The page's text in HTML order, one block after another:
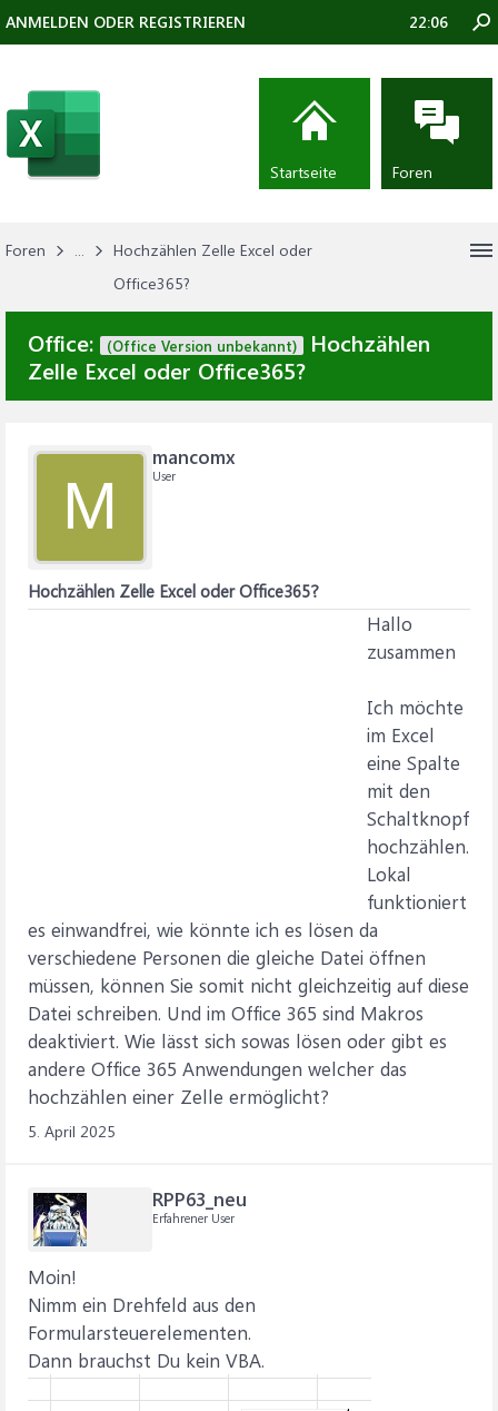
Foren ...
Hochzählen Zelle Excel oder
Office365?
Office: (Office Version unbekannt)
Hochzählen
Zelle Excel oder Office365?
M
mancomx
User
Hochzählen Zelle Excel oder Office365?
Hallo
zusammen
Ich möchte
im Excel
eine Spalte
mit den
Schaltknopf
hochzählen.
Lokal
funktioniert
es einwandfrei, wie könnte ich es lösen da
verschiedene Personen die gleiche Datei öffnen
müssen, können Sie somit nicht gleichzeitig auf diese
Datei schreiben. Und im Office 365 sind Makros
deaktiviert. Wie lässt sich sowas lösen oder gibt es
andere Office 365 Anwendungen welcher das
hochzählen einer Zelle ermöglicht?
5. April 2025
RPP63_neu
Erfahrener User
Moin!
Nimm ein Drehfeld aus den
Formularsteuerelementen.
Dann brauchst Du kein VBA.
ANMELDEN ODER REGISTRIEREN 22:06
Startseite Foren